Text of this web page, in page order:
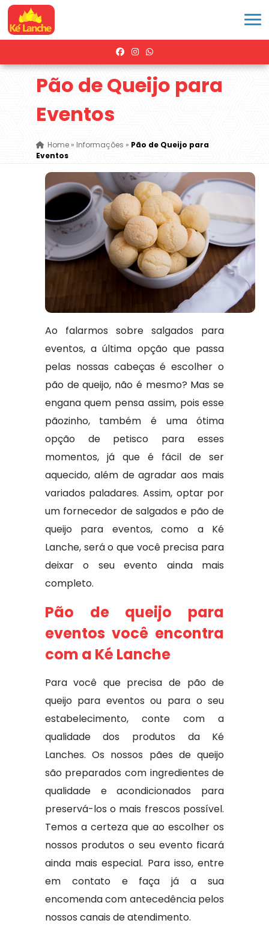
Pão de Queijo para
Eventos
Home» Informações » Pão de Queijo para
Eventos
Ao falarmos sobre salgados para
eventos, a última opção que passa
pelas nossas cabeças é escolher o
pão de queijo, não é mesmo? Mas se
engana quem pensa assim, pois esse
pãozinho, também é uma ótima
opção de petisco para esses
momentos, já que é fácil de ser
aquecido, além de agradar aos mais
variados paladares. Assim, optar por
um fornecedor de salgados e pão de
queijo para eventos, como a Ké
Lanche, será o que você precisa para
deixar o seu evento ainda mais
completo.
Pão de queijo para
eventos você encontra
com a Ké Lanche
Para você que precisa de pão de
queijo para eventos ou para o seu
estabelecimento, conte com a
qualidade dos produtos da Ké
Lanches. Os nossos pães de queijo
são preparados com ingredientes de
qualidade e acondicionados para
preservá-los o mais frescos possível.
Temos a certeza que ao escolher os
nossos produtos o seu evento ficará
ainda mais especial. Para isso, entre
em contato e faça já a sua
encomenda com antecedência pelos
nossos canais de atendimento.